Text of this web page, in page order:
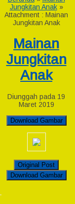
Jungkitan Anak»
Attachment : Mainan
Jungkitan Anak
Mainan
Jungkitan
Anak
Diunggah pada 19
Maret 2019
Download Gambar
Original Post
Download Gambar